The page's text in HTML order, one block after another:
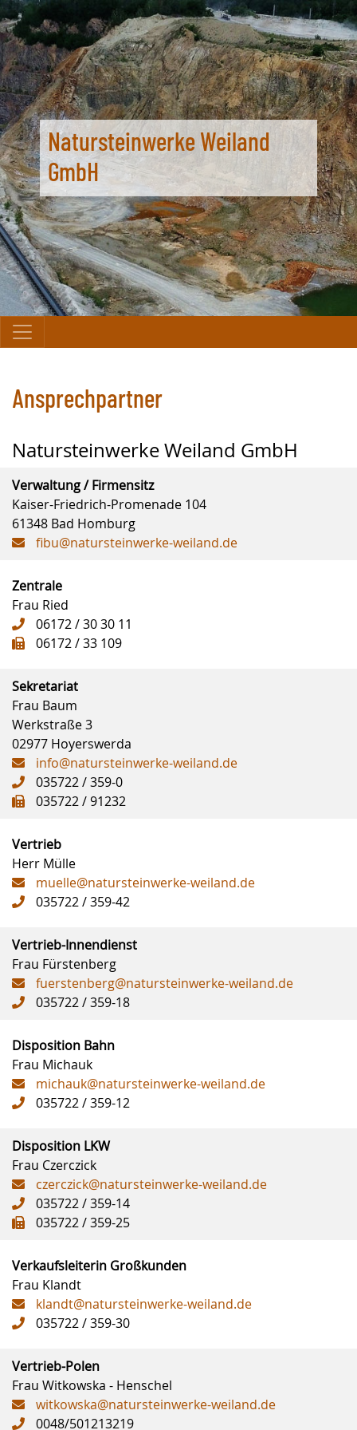
Natursteinwerke Weiland
GmbH
Ansprechpartner
Natursteinwerke Weiland GmbH
Verwaltung / Firmensitz
Kaiser-Friedrich-Promenade 104
61348 Bad Homburg
fibu@natursteinwerke-weiland.de
Zentrale
Frau Ried
06172 / 30 30 11
06172 / 33 109
Sekretariat
Frau Baum
Werkstraße 3
02977 Hoyerswerda
info@natursteinwerke-weiland.de
035722 / 359-0
035722 / 91232
Vertrieb
Herr Mülle
muelle@natursteinwerke-weiland.de
035722 / 359-42
Vertrieb-Innendienst
Frau Fürstenberg
fuerstenberg@natursteinwerke-weiland.de
035722 / 359-18
Disposition Bahn
Frau Michauk
michauk@natursteinwerke-weiland.de
035722 / 359-12
Disposition LKW
Frau Czerczick
czerczick@natursteinwerke-weiland.de
035722 / 359-14
035722 / 359-25
Verkaufsleiterin Großkunden
Frau Klandt
klandt@natursteinwerke-weiland.de
035722 / 359-30
Vertrieb-Polen
Frau Witkowska - Henschel
witkowska@natursteinwerke-weiland.de
0048/501213219